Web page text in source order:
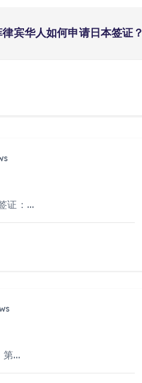
宾华人如何申请日本签证？
证：…
第…